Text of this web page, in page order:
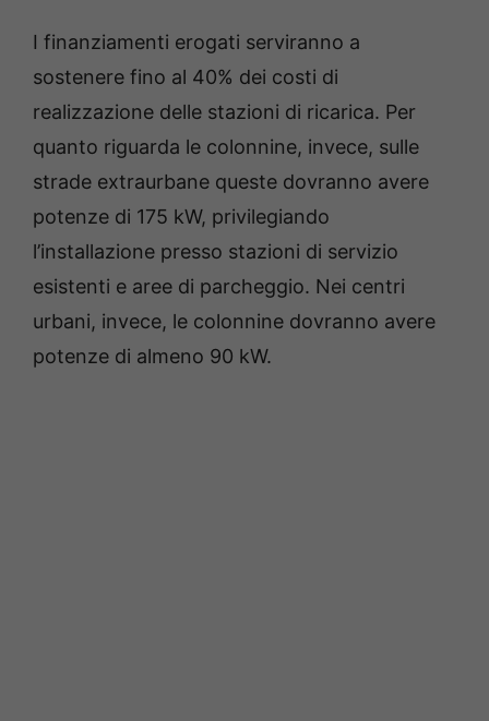
I finanziamenti erogati serviranno a
sostenere fino al 40% dei costi di
realizzazione delle stazioni di ricarica. Per
quanto riguarda le colonnine, invece, sulle
strade extraurbane queste dovranno avere
potenze di 175 kW, privilegiando
l’installazione presso stazioni di servizio
esistenti e aree di parcheggio. Nei centri
urbani, invece, le colonnine dovranno avere
potenze di almeno 90 kW.